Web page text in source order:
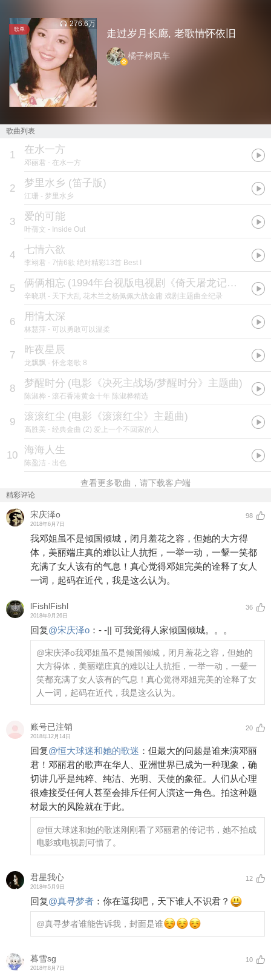
歌单
276.6万
走过岁月长廊, 老歌情怀依旧
橘子树风车
歌曲列表
1 在水一方
邓丽君 - 在水一方
2 梦里水乡 (笛子版)
江珊 - 梦里水乡
3 爱的可能
叶蒨文 - Inside Out
4 七情六欲
李翊君 - 7情6欲 绝对精彩13首 Best I
5 俩俩相忘 (1994年台视版电视剧《倚天屠龙记》片尾曲
辛晓琪 - 天下大乱 花木兰之杨佩佩大战金庸 戏剧主题曲全纪录
6 用情太深
林慧萍 - 可以勇敢可以温柔
7 昨夜星辰
龙飘飘 - 怀念老歌 8
8 梦醒时分 (电影《决死主战场/梦醒时分》主题曲)
陈淑桦 - 滚石香港黄金十年 陈淑桦精选
9 滚滚红尘 (电影《滚滚红尘》主题曲)
高胜美 - 经典金曲 (2) 爱上一个不回家的人
10 海海人生
陈盈洁 - 出色
查看更多歌曲，请下载客户端
精彩评论
宋庆泽o
2018年6月7日
98
我邓姐虽不是倾国倾城，闭月羞花之容，但她的大方得
体，美丽端庄真的难以让人抗拒，一举一动，一颦一笑都
充满了女人该有的气息！真心觉得邓姐完美的诠释了女人
一词，起码在近代，我是这么认为。
lFishlFishl
2018年9月26日
36
回复@宋庆泽o ： - -|| 可我觉得人家倾国倾城。。。
@宋庆泽o我邓姐虽不是倾国倾城，闭月羞花之容，但她的
大方得体，美丽端庄真的难以让人抗拒，一举一动，一颦一
笑都充满了女人该有的气息！真心觉得邓姐完美的诠释了女
人一词，起码在近代，我是这么认为。
账号已注销
2018年12月14日
20
回复@恒大球迷和她的歌迷 ： 但最大的问题是谁来演邓丽
君！邓丽君的歌声在华人、亚洲世界已成为一种现象，确
切讲几乎是纯粹、纯洁、光明、天使的象征。人们从心理
很难接受任何人甚至会排斥任何人演这一角色。拍这种题
材最大的风险就在于此。
@恒大球迷和她的歌迷刚刚看了邓丽君的传记书，她不拍成
电影或电视剧可惜了。
君星我心
2018年5月9日
12
回复@真寻梦者 ： 你在逗我吧，天下谁人不识君？
@真寻梦者谁能告诉我，封面是谁
暮雪sg
2018年8月7日
10